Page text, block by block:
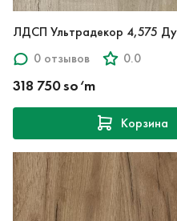
ЛДСП Ультрадекор 4,575
0 отзывов
0.0
318 750 so‘m
Корзина